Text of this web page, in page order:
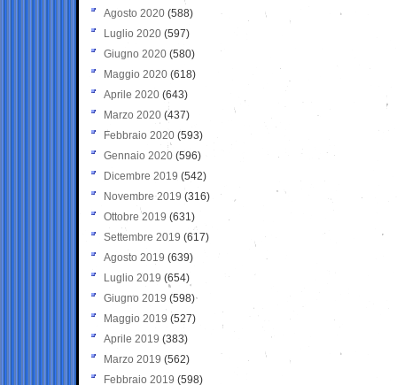
Agosto 2020 (588)
Luglio 2020 (597)
Giugno 2020 (580)
Maggio 2020 (618)
Aprile 2020 (643)
Marzo 2020 (437)
Febbraio 2020 (593)
Gennaio 2020 (596)
Dicembre 2019 (542)
Novembre 2019 (316)
Ottobre 2019 (631)
Settembre 2019 (617)
Agosto 2019 (639)
Luglio 2019 (654)
Giugno 2019 (598)
Maggio 2019 (527)
Aprile 2019 (383)
Marzo 2019 (562)
Febbraio 2019 (598)